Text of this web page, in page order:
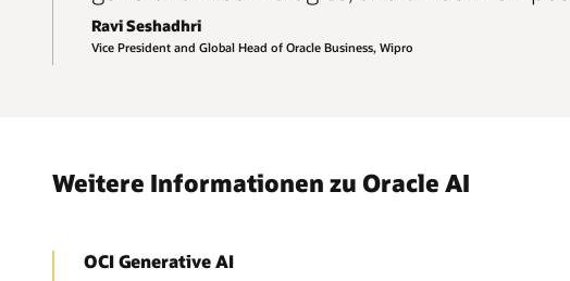
Ravi Seshadhri
Vice President and Global Head of Oracle Business, Wipro
Weitere Informationen zu Oracle AI
OCI Generative AI